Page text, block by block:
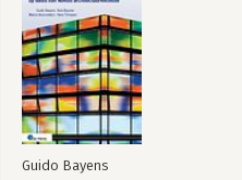
van
Guido Bayens